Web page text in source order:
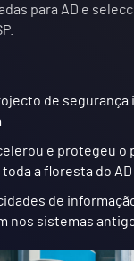
para AD e
de
e protegeu o
a floresta do AD
de
nos sistemas